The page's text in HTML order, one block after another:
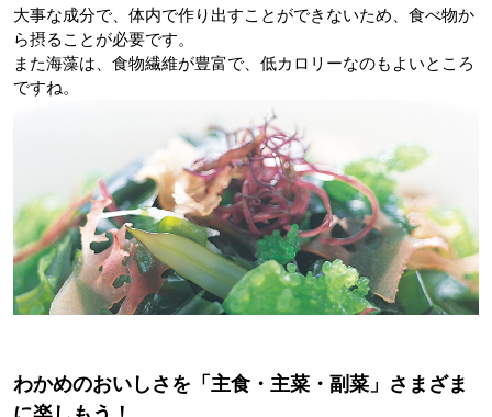
大事な成分で、体内で作り出すことができないため、食べ物か
ら摂ることが必要です。
また海藻は、食物繊維が豊富で、低カロリーなのもよいところ
ですね。
わかめのおいしさを「主食・主菜・副菜」さまざま